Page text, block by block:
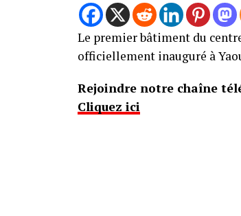
Le premier bâtiment du
officiellement inauguré à
Rejoindre notre chaîne
Cliquez ici